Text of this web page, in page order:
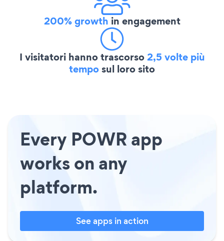
200% growth in engagement
I visitatori hanno trascorso2,5 volte più
temposul loro sito
Every POWR app
works on any
platform.
See apps in action